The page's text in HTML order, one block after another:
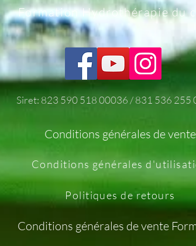
Formation Hydrothérapie du
Siret: 823 590 518 00036 / 831 536 255
Conditions générales de vente
Conditions générales
Politiques de retours
Conditions générales de vente